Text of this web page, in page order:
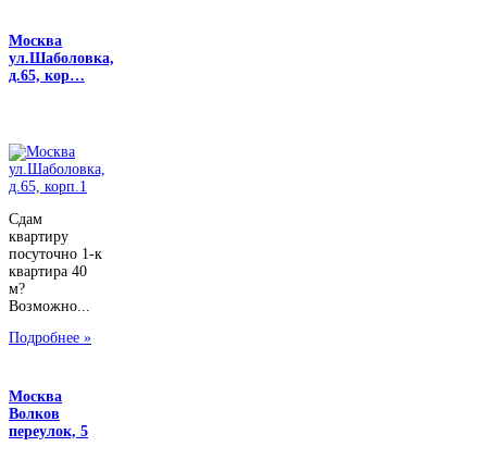
Москва
ул.Шаболовка,
д.65, кор…
Сдам
квартиру
посуточно 1-к
квартира 40
м?
Возможно...
Подробнее »
Москва
Волков
переулок, 5